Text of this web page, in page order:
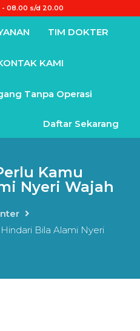
- 08.00 s/d 20.00
TIM DOKTER
KAMI
Tanpa Operasi
Daftar Sekarang
Kamu
Nyeri Wajah
Bila Alami Nyeri